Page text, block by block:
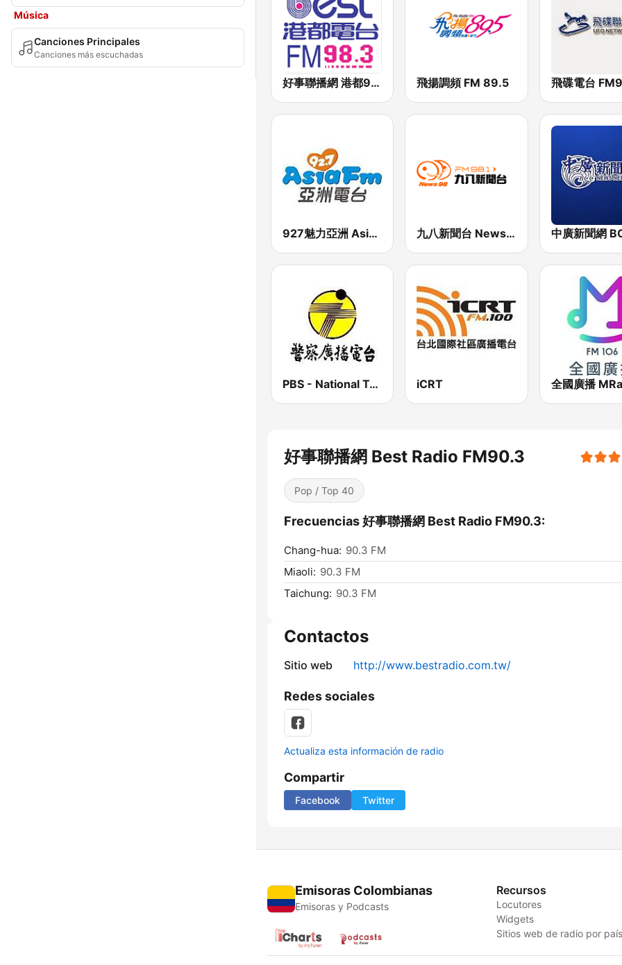
Música
Canciones Principales
Canciones más escuchadas
好事聯播網 港都983 Best Radio FM98.3 飛揚調頻 FM 89.5 飛碟電台
927魅力亞洲 Asia FM 亞洲電台 九八新聞台 News98 FM 98.1
PBS - National Transportation iCRT 全國廣播
好事聯播網 Best Radio FM90.3
Pop / Top 40
Frecuencias 好事聯播網 Best Radio FM90.3:
Chang-hua: 90.3 FM
Miaoli: 90.3 FM
Taichung: 90.3 FM
Contactos
Sitio web http://www.bestradio.com.tw/
Redes sociales
Actualiza esta información de radio
Compartir
Facebook Twitter
Emisoras Colombianas
Emisoras y Podcasts
Recursos
Locutores
Widgets
Sitios web de radio por